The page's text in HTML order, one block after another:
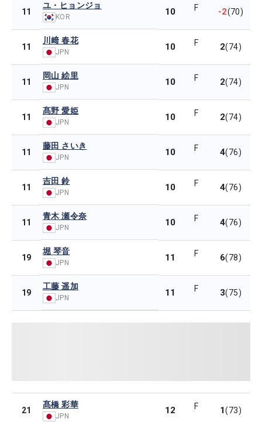
11
ユ・ヒョンジョ
KOR 10 F -2(70)
11
川﨑 春花
JPN 10 F 2(74)
11
岡山 絵里
JPN 10 F 2(74)
11
髙野 愛姫
JPN 10 F 2(74)
11
藤田 さいき
JPN 10 F 4(76)
11
吉田 鈴
JPN 10 F 4(76)
11
青木 瀬令奈
JPN 10 F 4(76)
19
堀 琴音
JPN 11 F 6(78)
19
工藤 遥加
JPN 11 F 3(75)
21
髙橋 彩華
JPN
12 F 1(73)